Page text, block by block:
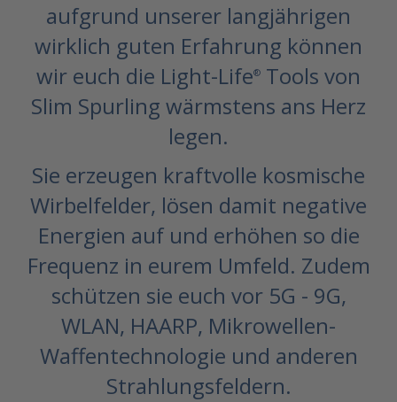
aufgrund unserer langjährigen
wirklich guten Erfahrung können
wir euch die Light-Life® Tools von
Slim Spurling wärmstens ans Herz
legen.
Sie erzeugen kraftvolle kosmische
Wirbelfelder, lösen damit negative
Energien auf und erhöhen so die
Frequenz in eurem Umfeld. Zudem
schützen sie euch vor 5G - 9G,
WLAN, HAARP, Mikrowellen-
Waffentechnologie und anderen
Strahlungsfeldern.